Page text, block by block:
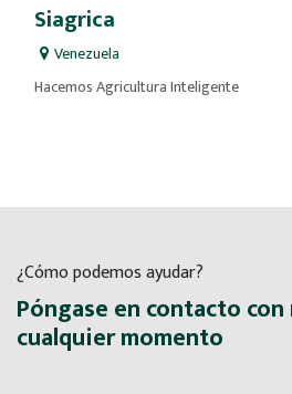
Siagrica
Venezuela
Hacemos Agricultura Inteligente
¿Cómo podemos ayudar?
Póngase en contacto
cualquier momento